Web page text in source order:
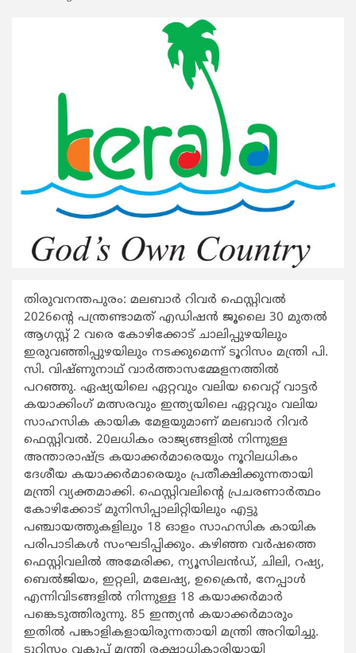
തിരുവനന്തപുരം: മലബാർ റിവർ ഫെസ്റ്റിവൽ
2026ന്റെ പന്ത്രണ്ടാമത് എഡിഷൻ ജൂലൈ 30 മുതൽ
ആഗസ്റ്റ് 2 വരെ കോഴിക്കോട് ചാലിപ്പുഴയിലും
ഇരുവഞ്ഞിപ്പുഴയിലും നടക്കുമെന്ന് ടൂറിസം മന്ത്രി പി.
സി. വിഷ്ണുനാഥ് വാർത്താസമ്മേളനത്തിൽ
പറഞ്ഞു. ഏഷ്യയിലെ ഏറ്റവും വലിയ വൈറ്റ് വാട്ടർ
കയാക്കിംഗ് മത്സരവും ഇന്ത്യയിലെ ഏറ്റവും വലിയ
സാഹസിക കായിക മേളയുമാണ് മലബാർ റിവർ
ഫെസ്റ്റിവൽ. 20ലധികം രാജ്യങ്ങളിൽ നിന്നുള്ള
അന്താരാഷ്ട്ര കയാക്കർമാരെയും നൂറിലധികം
ദേശീയ കയാക്കർമാരെയും പ്രതീക്ഷിക്കുന്നതായി
മന്ത്രി വ്യക്തമാക്കി. ഫെസ്റ്റിവലിന്റെ പ്രചരണാർത്ഥം
കോഴിക്കോട് മുനിസിപ്പാലിറ്റിയിലും എട്ടു
പഞ്ചായത്തുകളിലും 18 ഓളം സാഹസിക കായിക
പരിപാടികൾ സംഘടിപ്പിക്കും. കഴിഞ്ഞ വർഷത്തെ
ഫെസ്റ്റിവലിൽ അമേരിക്ക, ന്യൂസിലൻഡ്, ചിലി, റഷ്യ,
ബെൽജിയം, ഇറ്റലി, മലേഷ്യ, ഉക്രൈൻ, നേപ്പാൾ
എന്നിവിടങ്ങളിൽ നിന്നുള്ള 18 കയാക്കർമാർ
പങ്കെടുത്തിരുന്നു. 85 ഇന്ത്യൻ കയാക്കർമാരും
ഇതിൽ പങ്കാളികളായിരുന്നതായി മന്ത്രി അറിയിച്ചു.